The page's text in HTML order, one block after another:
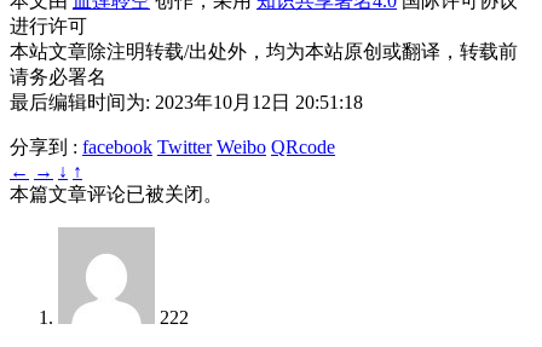
进行许可
本站文章除注明转载/出处外，均为本站原创或翻译，转载前
请务必署名
最后编辑时间为: 2023年10月12日 20:51:18
分享到 : facebook Twitter Weibo QRcode
← → ↓ ↑
本篇文章评论已被关闭。
222